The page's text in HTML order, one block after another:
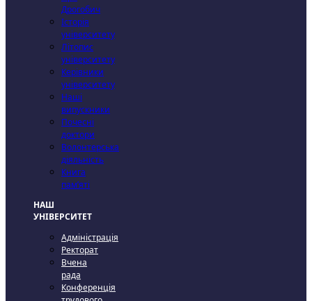
Дрогобич
Історія
університету
Літопис
університету
Керівники
університету
Наші
випускники
Почесні
доктори
Волонтерська
діяльність
Книга
пам’яті
НАШ
УНІВЕРСИТЕТ
Адміністрація
Ректорат
Вчена
рада
Конференція